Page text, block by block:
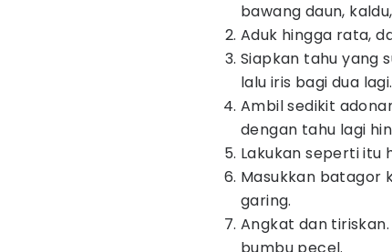
bawang daun,
Aduk hingga rata,
Siapkan tahu yang
lalu iris bagi dua lagi.
Ambil sedikit
dengan tahu lagi
Lakukan seperti itu
Masukkan batagor
garing.
Angkat dan